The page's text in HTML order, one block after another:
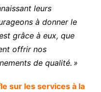
leurs
à donner le
grâce à eux, que
offrir nos
de qualité. »
sur les services à la